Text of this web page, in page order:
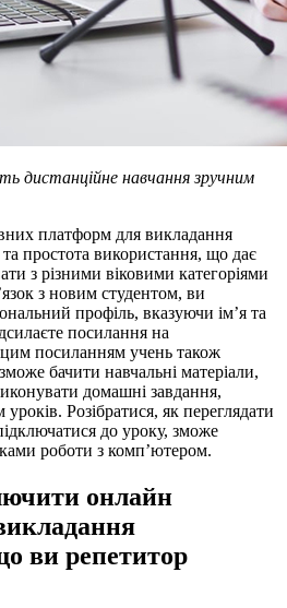
дистанційне навчання зручним
платформ для викладання
та простота використання, що дає
з різними віковими категоріями
з новим студентом, ви
профіль, вказуючи ім’я та
посилання на
посиланням учень також
бачити навчальні матеріали,
домашні завдання,
Розібратися, як переглядати
до уроку, зможе
роботи з комп’ютером.
онлайн
ви репетитор